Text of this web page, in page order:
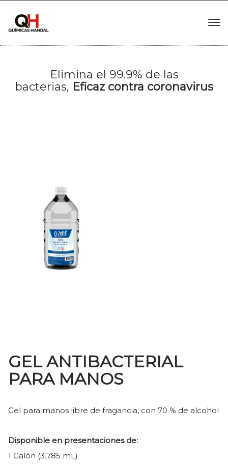
Elimina el 99.9% de las
bacterias, Eficaz contra coronavirus
GEL ANTIBACTERIAL
PARA MANOS
Gel para manos libre de fragancia, con 70 % de alcohol
Disponible en presentaciones de:
1 Galón (3.785 mL)